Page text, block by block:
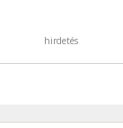
hirdetés